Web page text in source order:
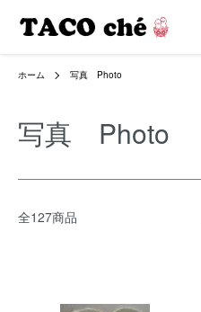
ホーム 写真 Photo
写真 Photo
全127商品